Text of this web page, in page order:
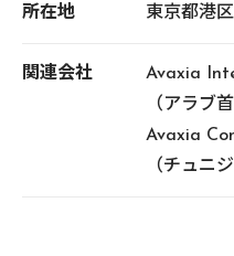
所在地 東京都港
関連会社
Avaxia
（アラブ
Avaxia
（チュニジ